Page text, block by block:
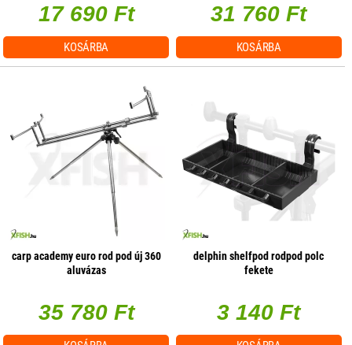
17 690 Ft
KOSÁRBA
31 760 Ft
KOSÁRBA
carp academy euro rod pod új 360
aluvázas
35 780 Ft
delphin shelfpod rodpod polc
fekete
3 140 Ft